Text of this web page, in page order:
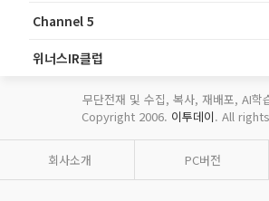
Channel 5
위너스IR클럽
무단전재 및 수집, 복사, 재배포, AI학
Copyright 2006. 이투데이. All
회사소개 PC버전